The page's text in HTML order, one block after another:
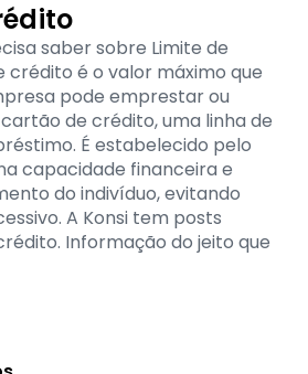
saber sobre Limite de
crédito é o valor máximo que
pode emprestar ou
de crédito, uma linha de
É estabelecido pelo
capacidade financeira e
do indivíduo, evitando
A Konsi tem posts
Informação do jeito que